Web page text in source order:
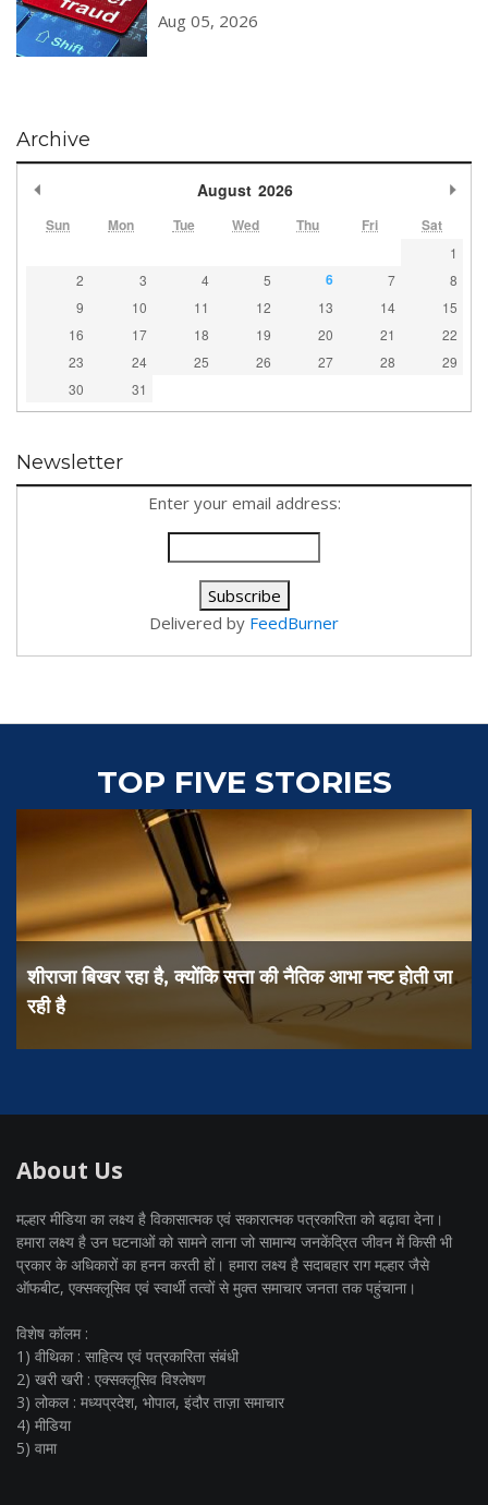
Aug 05, 2026
Archive
August 2026
Sun Mon Tue Wed Thu Fri Sat
1
2
3 4 5 6 7
8
9
10 11 12 13 14
15
16
17 18 19 20 21
22
23
24 25 26 27 28
29
30
31
Newsletter
Enter your email address:
Delivered by FeedBurner
TOP FIVE STORIES
शीराजा बिखर रहा है, क्योंकि सत्ता की नैतिक आभा नष्ट होती जा
रही है
About Us
मल्हार मीडिया का लक्ष्य है विकासात्मक एवं सकारात्मक पत्रकारिता को बढ़ावा देना।
हमारा लक्ष्य है उन घटनाओं को सामने लाना जो सामान्य जनकेंद्रित जीवन में किसी भी
प्रकार के अधिकारों का हनन करती हों। हमारा लक्ष्य है सदाबहार राग मल्हार जैसे
ऑफबीट, एक्सक्लूसिव एवं स्वार्थी तत्वों से मुक्त समाचार जनता तक पहुंचाना।
विशेष कॉलम :
1) वीथिका : साहित्य एवं पत्रकारिता संबंधी
2) खरी खरी : एक्सक्लूसिव विश्लेषण
3) लोकल : मध्यप्रदेश, भोपाल, इंदौर ताज़ा समाचार
4) मीडिया
5) वामा